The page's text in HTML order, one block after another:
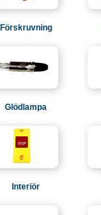
Förskruvning
Glödlampa
Interiör